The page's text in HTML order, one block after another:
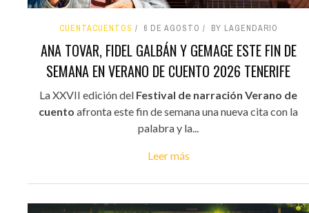
CUENTACUENTOS 6 DE AGOSTO BY LAGENDARIO
ANA TOVAR, FIDEL GALBÁN Y GEMAGE ESTE FIN DE
SEMANA EN VERANO DE CUENTO 2026 TENERIFE
La XXVII edición del Festival de narración Verano de
cuento afronta este fin de semana una nueva cita con la
palabra y la...
Leer más